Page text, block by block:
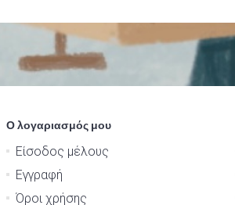
Ο λογαριασμός μου
Είσοδος μέλους
Εγγραφή
Όροι χρήσης